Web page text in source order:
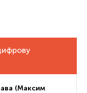
(Максим